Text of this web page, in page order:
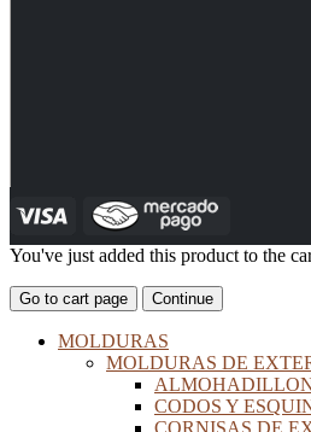
You've just added this product to the
Go to cart page Continue
MOLDURAS
MOLDURAS DE
CODOS Y
CORNISAS DE